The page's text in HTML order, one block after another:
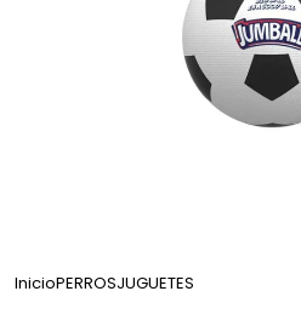
InicioPERROSJUGUETES